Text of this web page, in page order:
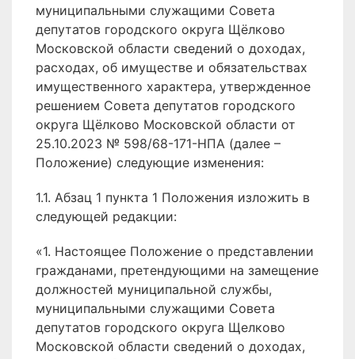
муниципальными служащими Совета
депутатов городского округа Щёлково
Московской области сведений о доходах,
расходах, об имуществе и обязательствах
имущественного характера, утвержденное
решением Совета депутатов городского
округа Щёлково Московской области от
25.10.2023 № 598/68-171-НПА (далее –
Положение) следующие изменения:
1.1. Абзац 1 пункта 1 Положения изложить в
следующей редакции:
«1. Настоящее Положение о представлении
гражданами, претендующими на замещение
должностей муниципальной службы,
муниципальными служащими Совета
депутатов городского округа Щелково
Московской области сведений о доходах,